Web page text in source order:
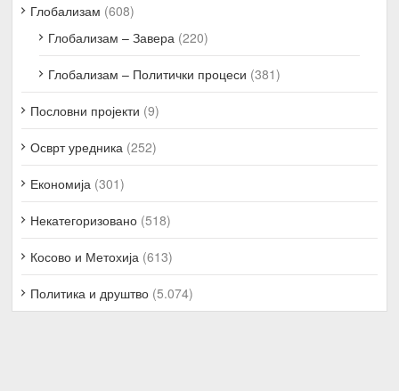
Глобализам (608)
Глобализам – Завера (220)
Глобализам – Политички процеси (381)
Пословни пројекти (9)
Осврт уредника (252)
Економија (301)
Некатегоризовано (518)
Косово и Метохија (613)
Политика и друштво (5.074)